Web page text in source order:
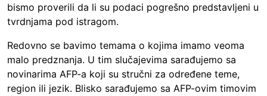
bismo proverili da li su podaci pogrešno predstavljeni u
tvrdnjama pod istragom.
Redovno se bavimo temama o kojima imamo veoma
malo predznanja. U tim slučajevima sarađujemo sa
novinarima AFP-a koji su stručni za određene teme,
region ili jezik. Blisko sarađujemo sa AFP-ovim timovim